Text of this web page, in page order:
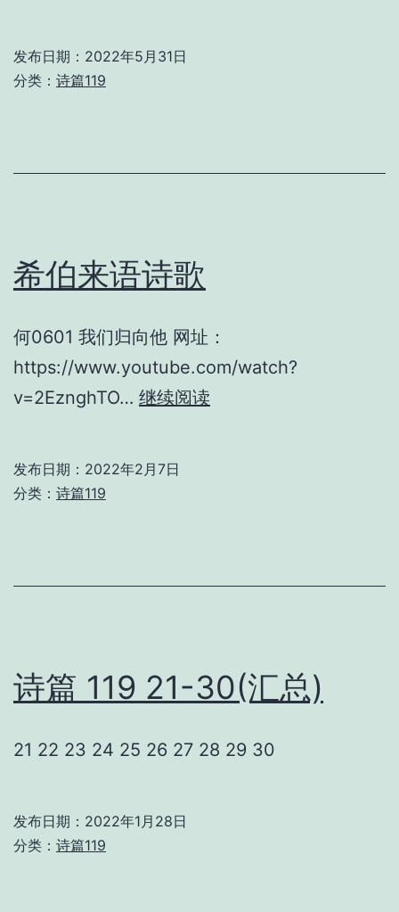
发布日期： 2022年5月31日
分类： 诗篇119
希伯来语诗歌
何0601 我们归向他 网址：
https://www.youtube.com/watch?
v=2EznghTO… 继续阅读
发布日期： 2022年2月7日
分类： 诗篇119
诗篇 119 21-30(汇总)
21 22 23 24 25 26 27 28 29 30
发布日期： 2022年1月28日
分类： 诗篇119